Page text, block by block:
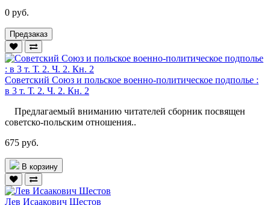
0 руб.
Предзаказ
Советский Союз и польское военно-политическое подполье :
в 3 т. Т. 2. Ч. 2. Кн. 2
Предлагаемый вниманию читателей сборник посвящен
советско-польским отношения..
675 руб.
В корзину
Лев Исаакович Шестов